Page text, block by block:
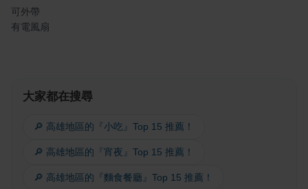
可外帶
有電風扇
大家都在搜尋
🔎 高雄地區的『小吃』Top 15 推薦！
🔎 高雄地區的『宵夜』Top 15 推薦！
🔎 高雄地區的『麵食餐廳』Top 15 推薦！